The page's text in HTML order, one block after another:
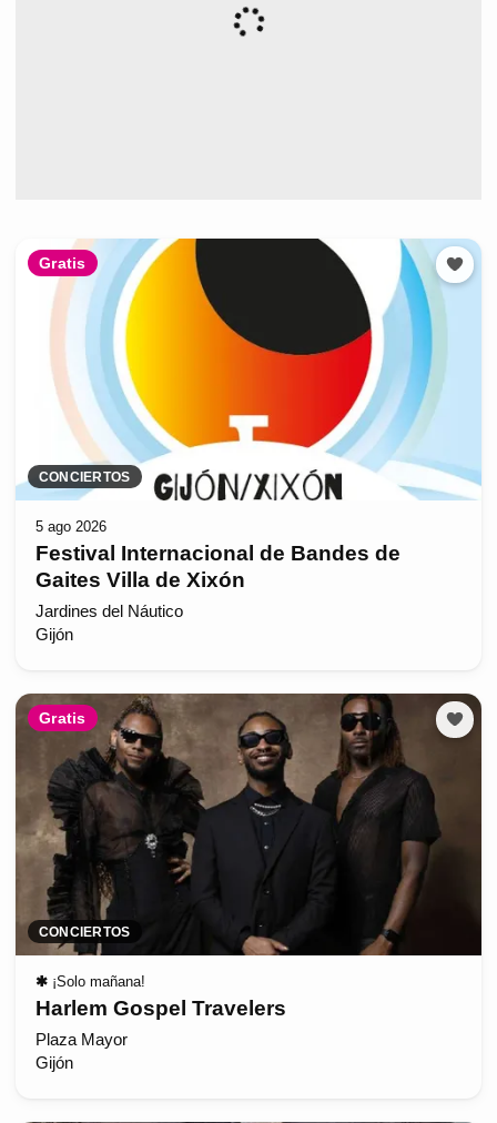
Gratis
CONCIERTOS
5 ago 2026
Festival Internacional de Bandes de
Gaites Villa de Xixón
Jardines del Náutico
Gijón
Gratis
CONCIERTOS
✱ ¡Solo mañana!
Harlem Gospel Travelers
Plaza Mayor
Gijón